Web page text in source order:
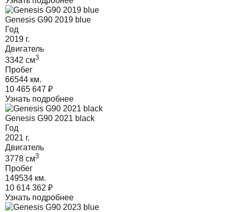
Genesis G90 2019 blue
Год
2019 г.
Двигатель
3342 cм3
Пробег
66544 км.
10 465 647 ₽
Узнать подробнее
Genesis G90 2021 black
Год
2021 г.
Двигатель
3778 cм3
Пробег
149534 км.
10 614 362 ₽
Узнать подробнее